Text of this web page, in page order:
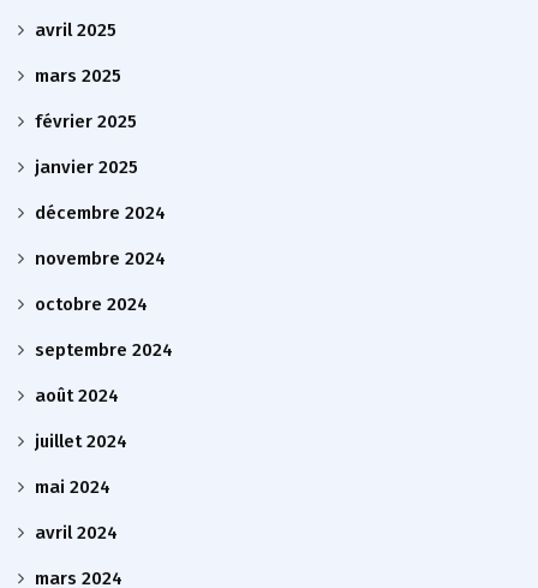
avril 2025
mars 2025
février 2025
janvier 2025
décembre 2024
novembre 2024
octobre 2024
septembre 2024
août 2024
juillet 2024
mai 2024
avril 2024
mars 2024